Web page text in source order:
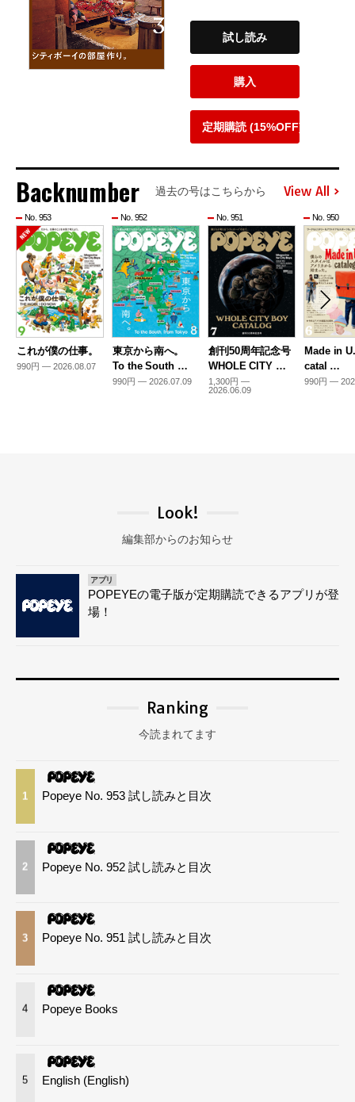
試し読み
購入
定期購読 (15%OFF)
Backnumber 過去の号はこちらから View All
No. 953
これが僕の仕事。
990円 — 2026.08.07
No. 952
東京から南へ。
To the South …
990円 — 2026.07.09
No. 951
創刊50周年記念号
WHOLE CITY …
1,300円 —
2026.06.09
No. 950
Made in
catal …
990円 —
Look!
編集部からのお知らせ
アプリ
POPEYEの電子版が定期購読できるアプリが登
場！
Ranking
今読まれてます
1 Popeye No. 953 試し読みと目次
2 Popeye No. 952 試し読みと目次
3 Popeye No. 951 試し読みと目次
4 Popeye Books
5 English (English)